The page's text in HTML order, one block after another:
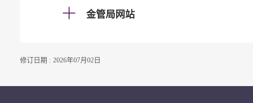
金管局网站
修订日期 : 2026年07月02日